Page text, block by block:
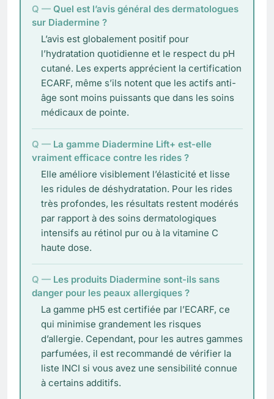
Quel est l’avis général des dermatologues
sur Diadermine ?
L’avis est globalement positif pour
l’hydratation quotidienne et le respect du pH
cutané. Les experts apprécient la certification
ECARF, même s’ils notent que les actifs anti-
âge sont moins puissants que dans les soins
médicaux de pointe.
La gamme Diadermine Lift+ est-elle
vraiment efficace contre les rides ?
Elle améliore visiblement l’élasticité et lisse
les ridules de déshydratation. Pour les rides
très profondes, les résultats restent modérés
par rapport à des soins dermatologiques
intensifs au rétinol pur ou à la vitamine C
haute dose.
Les produits Diadermine sont-ils sans
danger pour les peaux allergiques ?
La gamme pH5 est certifiée par l’ECARF, ce
qui minimise grandement les risques
d’allergie. Cependant, pour les autres gammes
parfumées, il est recommandé de vérifier la
liste INCI si vous avez une sensibilité connue
à certains additifs.